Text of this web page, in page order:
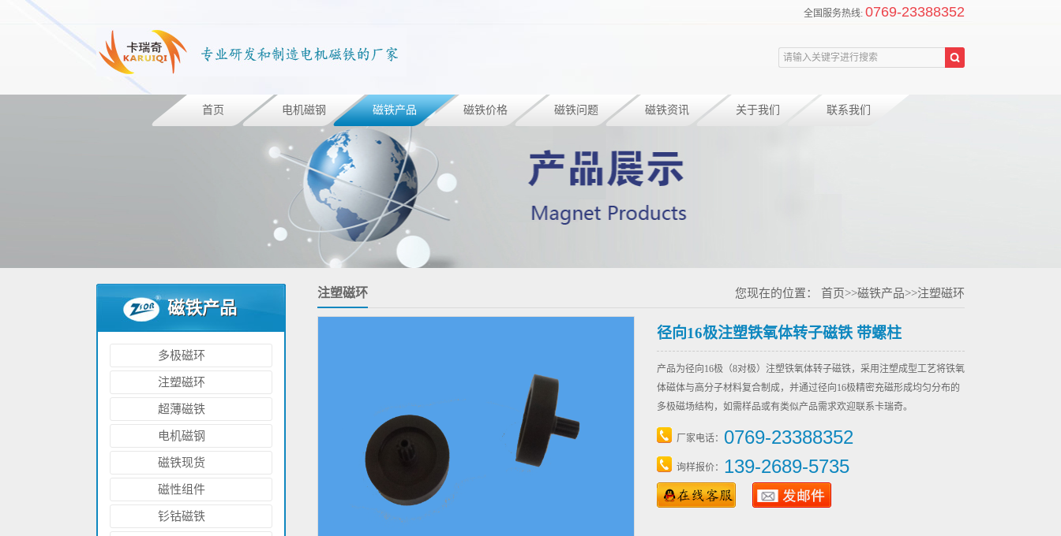
全国服务热线: 0769-23388352
首页 电机磁钢 磁铁产品 磁铁价格 磁铁问题 磁铁资讯 关于我们 联系我们
磁铁产品
多极磁环
注塑磁环
超薄磁铁
电机磁钢
磁铁现货
磁性组件
钐钴磁铁
您现在的位置： 首页>>磁铁产品>>注塑磁环
注塑磁环
径向16极注塑铁氧体转子磁铁 带螺柱
产品为径向16极（8对极）注塑铁氧体转子磁铁，采用注塑成型工艺将铁氧
体磁体与高分子材料复合制成，并通过径向16极精密充磁形成均匀分布的
多极磁场结构，如需样品或有类似产品需求欢迎联系卡瑞奇。
厂家电话： 0769-23388352
询样报价： 139-2689-5735